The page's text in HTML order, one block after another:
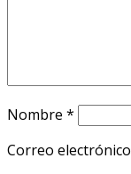
Nombre *
Correo electrónico